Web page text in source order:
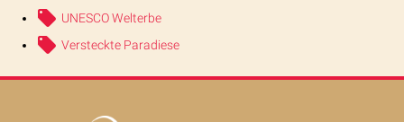
UNESCO Welterbe
Versteckte Paradiese